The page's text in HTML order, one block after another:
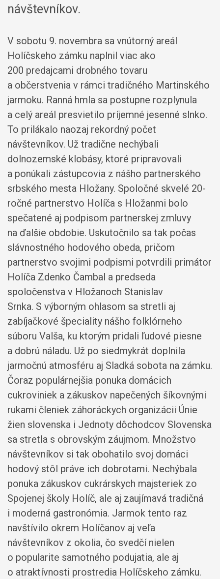
návštevníkov.
V sobotu 9. novembra sa vnútorný areál
Holíčskeho zámku naplnil viac ako
200 predajcami drobného tovaru
a občerstvenia v rámci tradičného Martinského
jarmoku. Ranná hmla sa postupne rozplynula
a celý areál presvietilo príjemné jesenné slnko.
To prilákalo naozaj rekordný počet
návštevníkov. Už tradične nechýbali
dolnozemské klobásy, ktoré pripravovali
a ponúkali zástupcovia z nášho partnerského
srbského mesta Hložany. Spoločné skvelé 20-
ročné partnerstvo Holíča s Hložanmi bolo
spečatené aj podpisom partnerskej zmluvy
na ďalšie obdobie. Uskutočnilo sa tak počas
slávnostného hodového obeda, pričom
partnerstvo svojimi podpismi potvrdili primátor
Holíča Zdenko Čambal a predseda
spoločenstva v Hložanoch Stanislav
Srnka. S výborným ohlasom sa stretli aj
zabíjačkové špeciality nášho folklórneho
súboru Valša, ku ktorým pridali ľudové piesne
a dobrú náladu. Už po siedmykrát doplnila
jarmočnú atmosféru aj Sladká sobota na zámku.
Čoraz populárnejšia ponuka domácich
cukroviniek a zákuskov napečených šíkovnými
rukami členiek záhoráckych organizácii Únie
žien slovenska i Jednoty dôchodcov Slovenska
sa stretla s obrovským záujmom. Množstvo
návštevníkov si tak obohatilo svoj domáci
hodový stôl práve ich dobrotami. Nechýbala
ponuka zákuskov cukrárskych majsteriek zo
Spojenej školy Holíč, ale aj zaujímavá tradičná
i moderná gastronómia. Jarmok tento raz
navštívilo okrem Holíčanov aj veľa
návštevníkov z okolia, čo svedčí nielen
o popularite samotného podujatia, ale aj
o atraktívnosti prostredia Holíčskeho zámku.